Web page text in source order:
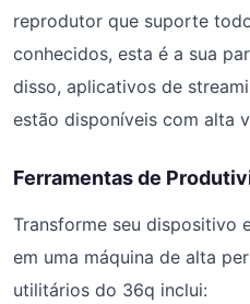
reprodutor que suporte
conhecidos, esta é a sua
disso, aplicativos de
estão disponíveis com alta
Ferramentas de
Transforme seu dispositivo
em uma máquina de alta
utilitários do 36q inclui: